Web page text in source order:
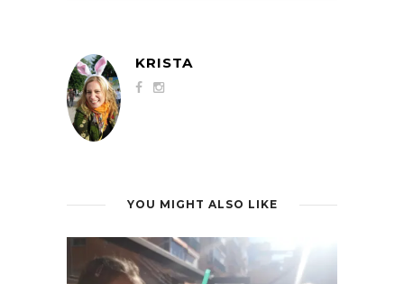
KRISTA
YOU MIGHT ALSO LIKE